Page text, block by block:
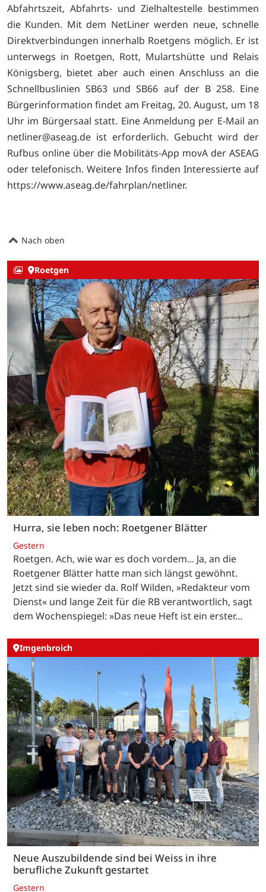
Abfahrtszeit, Abfahrts- und Zielhaltestelle bestimmen
die Kunden. Mit dem NetLiner werden neue, schnelle
Direktverbindungen innerhalb Roetgens möglich. Er ist
unterwegs in Roetgen, Rott, Mulartshütte und Relais
Königsberg, bietet aber auch einen Anschluss an die
Schnellbuslinien SB63 und SB66 auf der B 258. Eine
Bürgerinformation findet am Freitag, 20. August, um 18
Uhr im Bürgersaal statt. Eine Anmeldung per E-Mail an
netliner@aseag.de ist erforderlich. Gebucht wird der
Rufbus online über die Mobilitäts-App movA der ASEAG
oder telefonisch. Weitere Infos finden Interessierte auf
https://www.aseag.de/fahrplan/netliner.
Nach oben
Roetgen
Hurra, sie leben noch: Roetgener Blätter
Gestern
Roetgen. Ach, wie war es doch vordem... Ja, an die
Roetgener Blätter hatte man sich längst gewöhnt.
Jetzt sind sie wieder da. Rolf Wilden, »Redakteur vom
Dienst« und lange Zeit für die RB verantwortlich, sagt
dem Wochenspiegel: »Das neue Heft ist ein erster…
Imgenbroich
Neue Auszubildende sind bei Weiss in ihre
berufliche Zukunft gestartet
Gestern